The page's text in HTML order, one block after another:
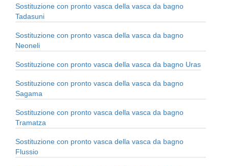
Sostituzione con pronto vasca della vasca da bagno
Tadasuni
Sostituzione con pronto vasca della vasca da bagno
Neoneli
Sostituzione con pronto vasca della vasca da bagno Uras
Sostituzione con pronto vasca della vasca da bagno
Sagama
Sostituzione con pronto vasca della vasca da bagno
Tramatza
Sostituzione con pronto vasca della vasca da bagno
Flussio